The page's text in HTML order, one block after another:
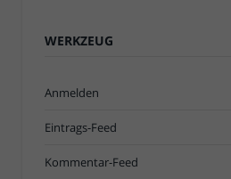
WERKZEUG
Anmelden
Eintrags-Feed
Kommentar-Feed